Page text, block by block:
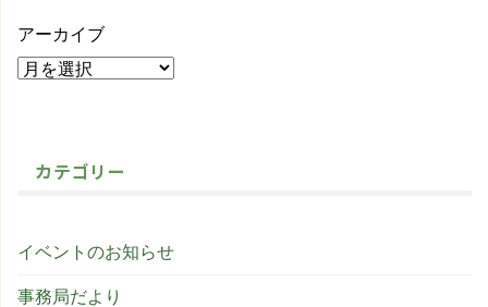
アーカイブ
カテゴリー
イベントのお知らせ
事務局だより